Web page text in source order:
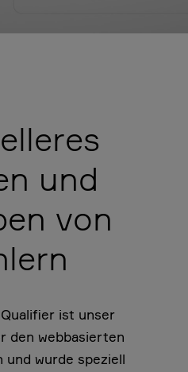
und
von
ist unser
den webbasierten
und wurde speziell